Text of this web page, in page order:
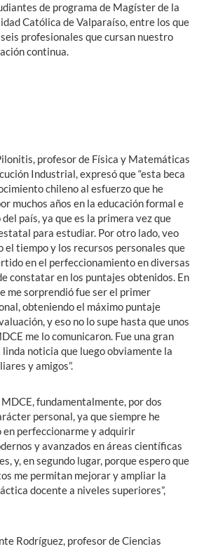
de programa de Magíster de la
Católica de Valparaíso, entre los que
profesionales que cursan nuestro
continua.
profesor de Física y Matemáticas
Industrial, expresó que “esta beca
chileno al esfuerzo que he
muchos años en la educación formal e
país, ya que es la primera vez que
para estudiar. Por otro lado, veo
el tiempo y los recursos personales que
en el perfeccionamiento en diversas
constatar en los puntajes obtenidos. En
me sorprendió fue ser el primer
obteniendo el máximo puntaje
y eso no lo supe hasta que unos
me lo comunicaron. Fue una gran
noticia que luego obviamente la
y amigos”.
fundamentalmente, por dos
personal, ya que siempre he
perfeccionarme y adquirir
y avanzados en áreas científicas
y, en segundo lugar, porque espero que
me permitan mejorar y ampliar la
docente a niveles superiores”,
Rodríguez, profesor de Ciencias